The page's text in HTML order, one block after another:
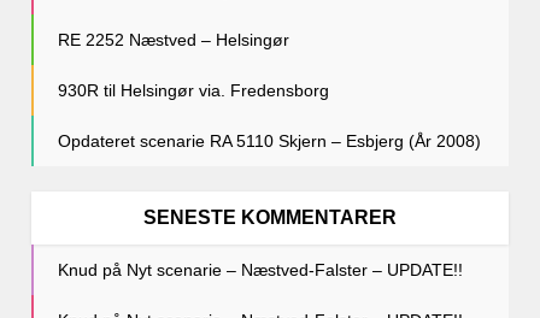
RE 2252 Næstved – Helsingør
930R til Helsingør via. Fredensborg
Opdateret scenarie RA 5110 Skjern – Esbjerg (År 2008)
SENESTE KOMMENTARER
Knud på Nyt scenarie – Næstved-Falster – UPDATE!!